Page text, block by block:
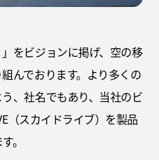
をビジョンに掲げ、空の移
んでおります。より多くの
、社名でもあり、当社のビ
（スカイドライブ）を製品
。